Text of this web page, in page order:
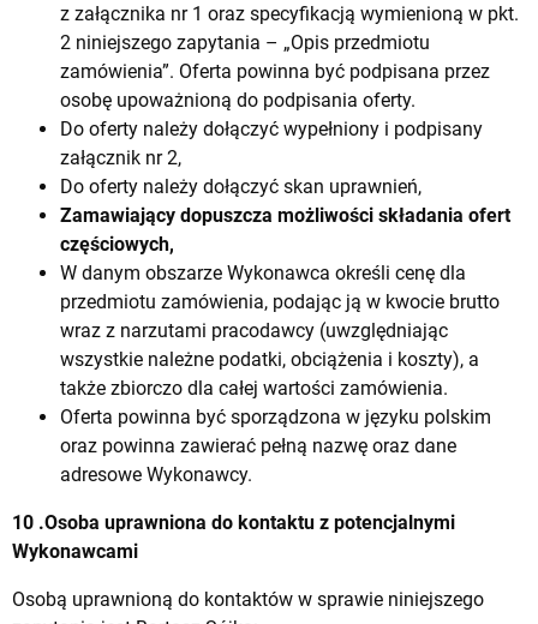
z załącznika nr 1 oraz specyfikacją wymienioną w pkt.
2 niniejszego zapytania – „Opis przedmiotu
zamówienia”. Oferta powinna być podpisana przez
osobę upoważnioną do podpisania oferty.
Do oferty należy dołączyć wypełniony i podpisany
załącznik nr 2,
Do oferty należy dołączyć skan uprawnień,
Zamawiający dopuszcza możliwości składania ofert
częściowych,
W danym obszarze Wykonawca określi cenę dla
przedmiotu zamówienia, podając ją w kwocie brutto
wraz z narzutami pracodawcy (uwzględniając
wszystkie należne podatki, obciążenia i koszty), a
także zbiorczo dla całej wartości zamówienia.
Oferta powinna być sporządzona w języku polskim
oraz powinna zawierać pełną nazwę oraz dane
adresowe Wykonawcy.
10 .Osoba uprawniona do kontaktu z potencjalnymi
Wykonawcami
Osobą uprawnioną do kontaktów w sprawie niniejszego